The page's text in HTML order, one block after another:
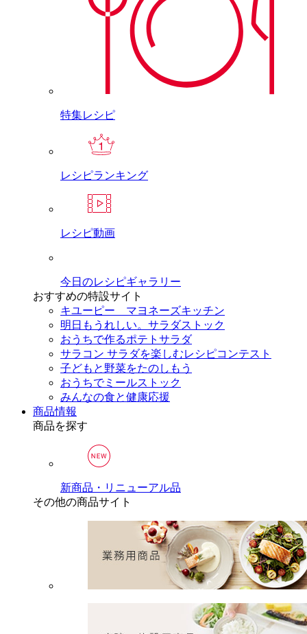
特集レシピ
レシピランキング
レシピ動画
今日のレシピギャラリー
おすすめの特設サイト
キユーピー マヨネーズキッチン
明日もうれしい。サラダストック
おうちで作るポテトサラダ
サラコン サラダを楽しむレシピコンテスト
子どもと野菜をたのしもう
おうちでミールストック
みんなの食と健康応援
商品情報
商品を探す
新商品・リニューアル品
その他の商品サイト